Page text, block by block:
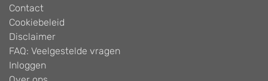
Contact
Cookiebeleid
Disclaimer
FAQ: Veelgestelde vragen
Inloggen